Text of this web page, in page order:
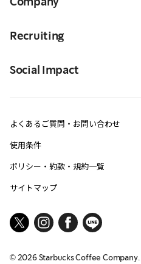
Company
Recruiting
Social Impact
よくあるご質問・お問い合わせ
使用条件
ポリシー・約款・規約一覧
サイトマップ
© 2026Starbucks Coffee